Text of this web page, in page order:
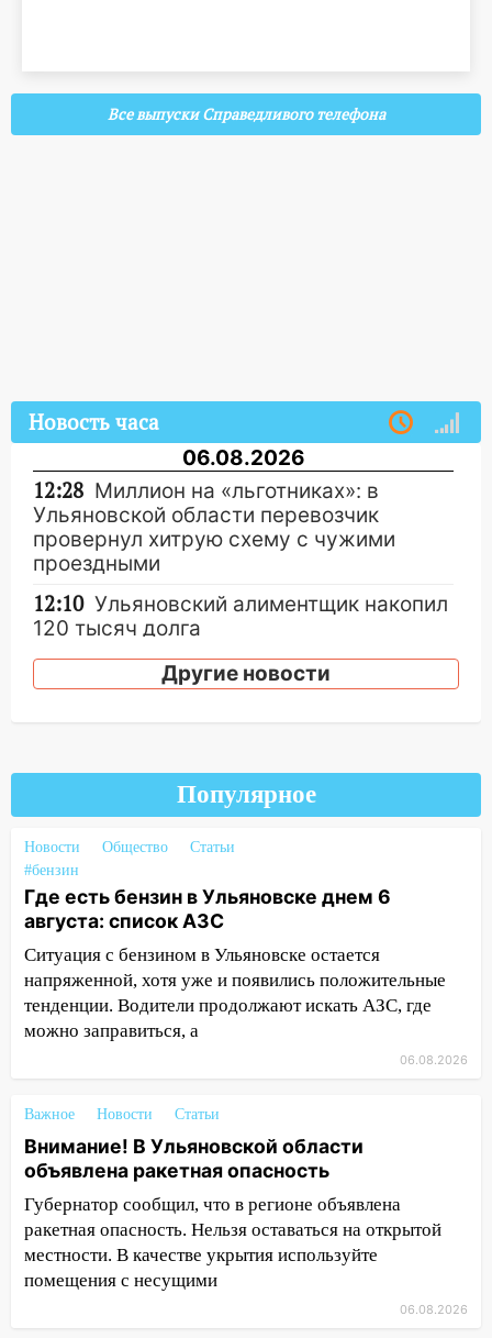
Все выпуски Справедливого телефона
Новость часа
06.08.2026
12:28 Миллион на «льготниках»: в
Ульяновской области перевозчик
провернул хитрую схему с чужими
проездными
12:10 Ульяновский алиментщик накопил
120 тысяч долга
11:49
Снят режим «Ракетная
опасность» на территории Ульяновской
2027 года импорт, выпуск и обращение
бензина Евро 2, Евро 3, Евро 4
11:12
Соцсети: на Рябикова автомобиль
врезался в забор
10:27 Где есть бензин в Ульяновске
днем 6 августа: список АЗС
10:16 Внимание! В Ульяновской области
объявлена ракетная опасность
10:00
В Старомайнском районе утонул
09:50
В Ульяновске черный коршун
09:44 Ульяновские спасатели помогли
юному велосипедисту на улице
Чернышевского
08:21 В Заволжском районе украли два
велосипеда
Другие новости
Популярное
Новости Общество
Статьи
#бензин
Где есть бензин в Ульяновске днем 6
августа: список АЗС
Ситуация с бензином в Ульяновске остается
напряженной, хотя уже и появились положительные
тенденции. Водители продолжают искать АЗС, где
можно заправиться, а
06.08.2026
Важное Новости Статьи
Внимание! В Ульяновской области
объявлена ракетная опасность
Губернатор сообщил, что в регионе объявлена
ракетная опасность. Нельзя оставаться на открытой
местности. В качестве укрытия используйте
помещения с несущими
06.08.2026